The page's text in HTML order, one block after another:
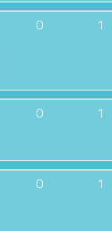
0 1
0 1
0 1